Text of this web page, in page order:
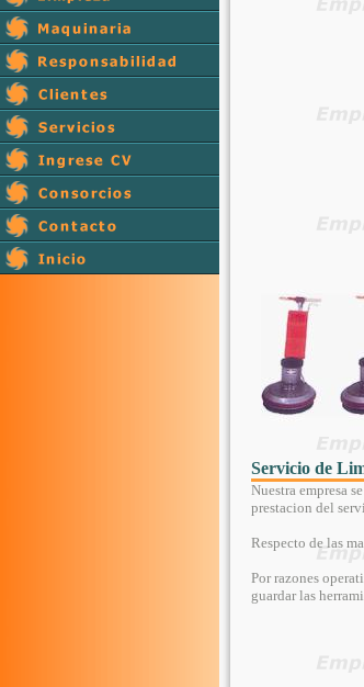
Servicio de
Nuestra empresa
prestacion del
Respecto de las
Por razones
guardar las